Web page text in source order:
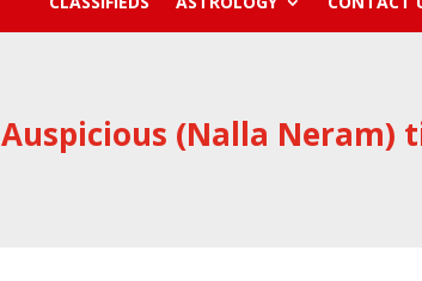
Auspicious (Nalla Neram)